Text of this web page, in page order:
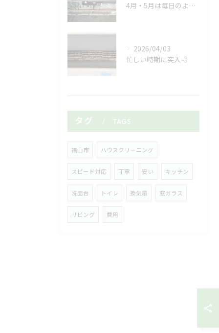
4月・5月は毎日のようにマンションやアパートの空室清掃🏠✨
2026/04/03
忙しい時期に突入💨
タグ TAGS
福山市 ハウスクリーニング
スピード対応 丁寧 安い キッチン
洗面台 トイレ 換気扇 窓ガラス
リビング 費用